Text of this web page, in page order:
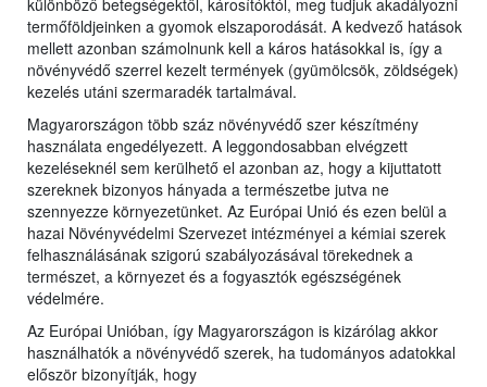
különböző betegségektől, károsítóktól, meg tudjuk akadályozni
termőföldjeinken a gyomok elszaporodását. A kedvező hatások
mellett azonban számolnunk kell a káros hatásokkal is, így a
növényvédő szerrel kezelt termények (gyümölcsök, zöldségek)
kezelés utáni szermaradék tartalmával.
Magyarországon több száz növényvédő szer készítmény
használata engedélyezett. A leggondosabban elvégzett
kezeléseknél sem kerülhető el azonban az, hogy a kijuttatott
szereknek bizonyos hányada a természetbe jutva ne
szennyezze környezetünket. Az Európai Unió és ezen belül a
hazai Növényvédelmi Szervezet intézményei a kémiai szerek
felhasználásának szigorú szabályozásával törekednek a
természet, a környezet és a fogyasztók egészségének
védelmére.
Az Európai Unióban, így Magyarországon is kizárólag akkor
használhatók a növényvédő szerek, ha tudományos adatokkal
először bizonyítják, hogy